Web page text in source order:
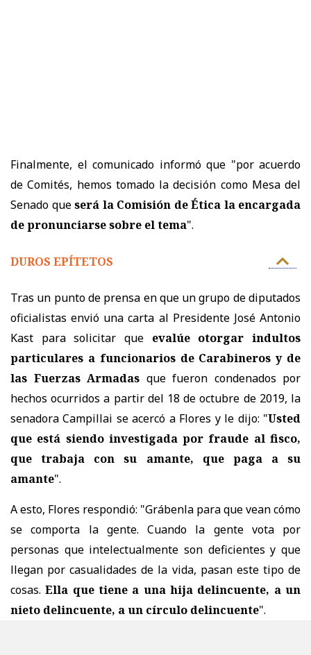
Finalmente, el comunicado informó que "por acuerdo
de Comités, hemos tomado la decisión como Mesa del
Senado queserá la Comisión de Ética la encargada
de pronunciarse sobre el tema".
DUROS EPÍTETOS
Tras un punto de prensa en que un grupo de diputados
oficialistas envió una carta al Presidente José Antonio
Kast para solicitar que evalúe otorgar indultos
particulares a funcionarios de Carabineros y de
las Fuerzas Armadas que fueron condenados por
hechos ocurridos a partir del 18 de octubre de 2019, la
senadora Campillai se acercó a Flores y le dijo: "Usted
que está siendo investigada por fraude al fisco,
que trabaja con su amante, que paga a su
amante".
A esto, Flores respondió: "Grábenla para que vean cómo
se comporta la gente. Cuando la gente vota por
personas que intelectualmente son deficientes y que
llegan por casualidades de la vida, pasan este tipo de
cosas.Ella que tiene a una hija delincuente, a un
nieto delincuente, a un círculo delincuente".